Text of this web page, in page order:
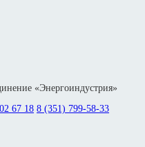
«Энергоиндустрия»
67 18 8 (351) 799-58-33